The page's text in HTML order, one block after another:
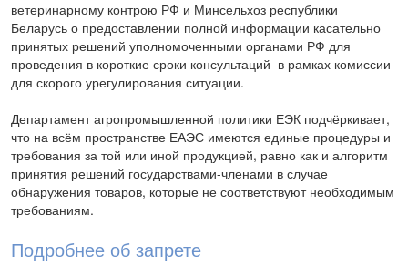
ветеринарному контрою РФ и Минсельхоз республики
Беларусь о предоставлении полной информации касательно
принятых решений уполномоченными органами РФ для
проведения в короткие сроки консультаций в рамках комиссии
для скорого урегулирования ситуации.
Департамент агропромышленной политики ЕЭК подчёркивает,
что на всём пространстве ЕАЭС имеются единые процедуры и
требования за той или иной продукцией, равно как и алгоритм
принятия решений государствами-членами в случае
обнаружения товаров, которые не соответствуют необходимым
требованиям.
Подробнее об запрете